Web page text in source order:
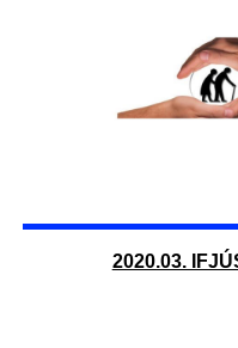
2020.03.